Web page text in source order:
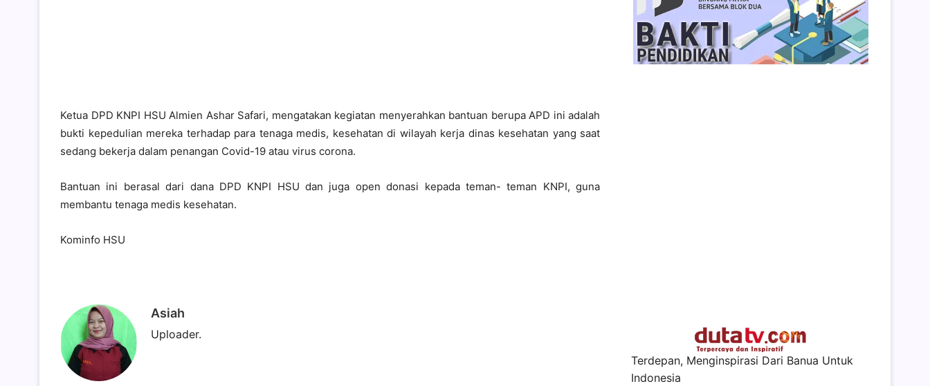
Ketua DPD KNPI HSU Almien Ashar Safari, mengatakan kegiatan menyerahkan bantuan berupa APD ini adalah
bukti kepedulian mereka terhadap para tenaga medis, kesehatan di wilayah kerja dinas kesehatan yang saat
sedang bekerja dalam penangan Covid-19 atau virus corona.
Bantuan ini berasal dari dana DPD KNPI HSU dan juga open donasi kepada teman- teman KNPI, guna
membantu tenaga medis kesehatan.
Kominfo HSU
Asiah
Uploader.
Terdepan, Menginspirasi Dari Banua Untuk
Indonesia